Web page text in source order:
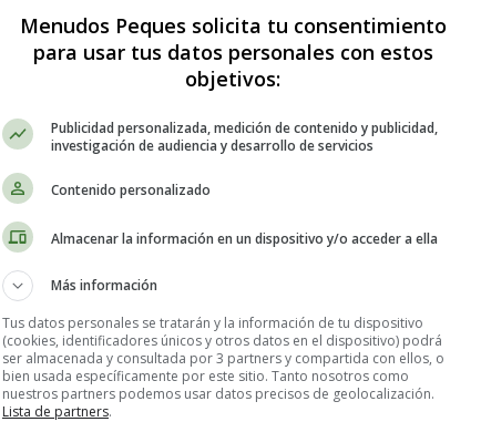
en España de la película La chica
, Justin Theroux, Luke Evans y Lisa Kudrow
Menudos Peques solicita tu consentimiento
para usar tus datos personales con estos
objetivos:
Publicidad personalizada, medición de contenido y publicidad,
investigación de audiencia y desarrollo de servicios
Contenido personalizado
Almacenar la información en un dispositivo y/o acceder a ella
Más información
Tus datos personales se tratarán y la información de tu dispositivo
(cookies, identificadores únicos y otros datos en el dispositivo) podrá
ser almacenada y consultada por 3 partners y compartida con ellos, o
bien usada específicamente por este sitio. Tanto nosotros como
nuestros partners podemos usar datos precisos de geolocalización.
Lista de partners.